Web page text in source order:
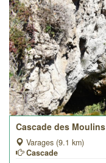
Cascade des Moulins
Varages (9.1 km)
Cascade